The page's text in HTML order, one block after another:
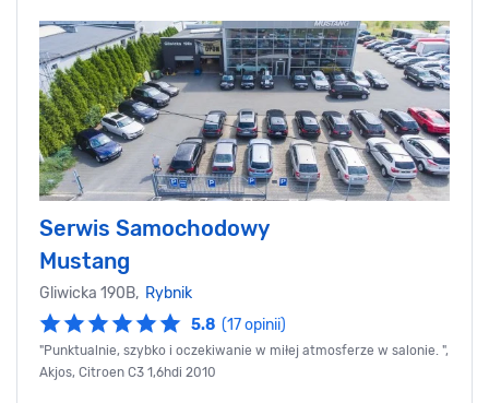
Serwis Samochodowy
Mustang
Gliwicka 190B, Rybnik
5.8 (17 opinii)
"Punktualnie, szybko i oczekiwanie w miłej atmosferze w salonie. ",
Akjos, Citroen C3 1,6hdi 2010